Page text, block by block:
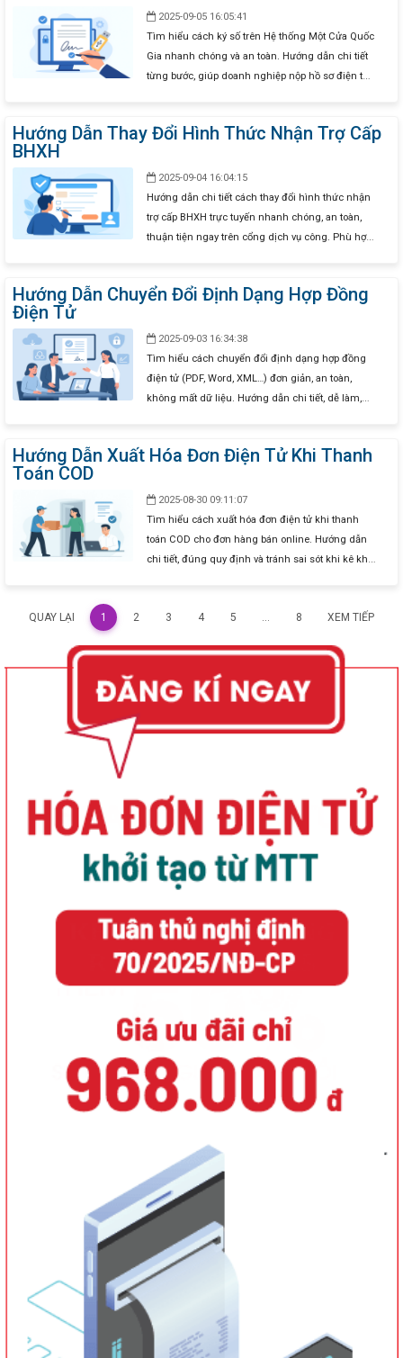
2025-09-05 16:05:41
Tìm hiểu cách ký số trên Hệ thống Một Cửa Quốc
Gia nhanh chóng và an toàn. Hướng dẫn chi tiết
từng bước, giúp doanh nghiệp nộp hồ sơ điện tử
Hướng Dẫn Thay Đổi Hình Thức Nhận Trợ Cấp
BHXH
2025-09-04 16:04:15
Hướng dẫn chi tiết cách thay đổi hình thức nhận
trợ cấp BHXH trực tuyến nhanh chóng, an toàn,
thuận tiện ngay trên cổng dịch vụ công. Phù hợp
hàng, bưu điện, nhận trực tiếp).
Hướng Dẫn Chuyển Đổi Định Dạng Hợp Đồng
Điện Tử
2025-09-03 16:34:38
Tìm hiểu cách chuyển đổi định dạng hợp đồng
điện tử (PDF, Word, XML…) đơn giản, an toàn,
không mất dữ liệu. Hướng dẫn chi tiết, dễ làm,
Hướng Dẫn Xuất Hóa Đơn Điện Tử Khi Thanh
Toán COD
2025-08-30 09:11:07
Tìm hiểu cách xuất hóa đơn điện tử khi thanh
toán COD cho đơn hàng bán online. Hướng dẫn
chi tiết, đúng quy định và tránh sai sót khi kê khai
QUAY LẠI 1 2 3 4 5 ... 8 XEM TIẾP»